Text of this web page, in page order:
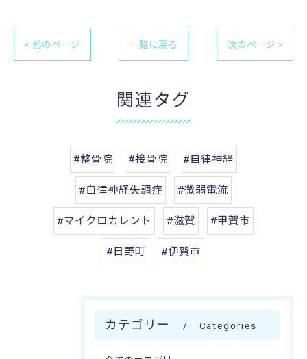
< 前のページ 一覧に戻る 次のページ >
関連タグ
#整骨院 #接骨院 #自律神経
#自律神経失調症 #微弱電流
#マイクロカレント #滋賀 #甲賀市
#日野町 #伊賀市
カテゴリー Categories